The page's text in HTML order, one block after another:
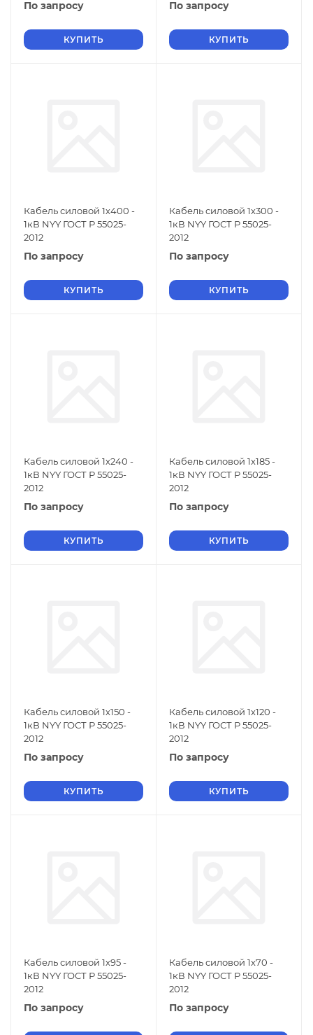
По запросу
КУПИТЬ
По запросу
КУПИТЬ
Кабель силовой 1х400 -
1кВ NYY ГОСТ Р 55025-
2012
По запросу
КУПИТЬ
Кабель силовой 1х300 -
1кВ NYY ГОСТ Р 55025-
2012
По запросу
КУПИТЬ
Кабель силовой 1х240 -
1кВ NYY ГОСТ Р 55025-
2012
По запросу
КУПИТЬ
Кабель силовой 1х185 -
1кВ NYY ГОСТ Р 55025-
2012
По запросу
КУПИТЬ
Кабель силовой 1х150 -
1кВ NYY ГОСТ Р 55025-
2012
По запросу
КУПИТЬ
Кабель силовой 1х120 -
1кВ NYY ГОСТ Р 55025-
2012
По запросу
КУПИТЬ
Кабель силовой 1х95 -
1кВ NYY ГОСТ Р 55025-
2012
По запросу
Кабель силовой 1х70 -
1кВ NYY ГОСТ Р 55025-
2012
По запросу